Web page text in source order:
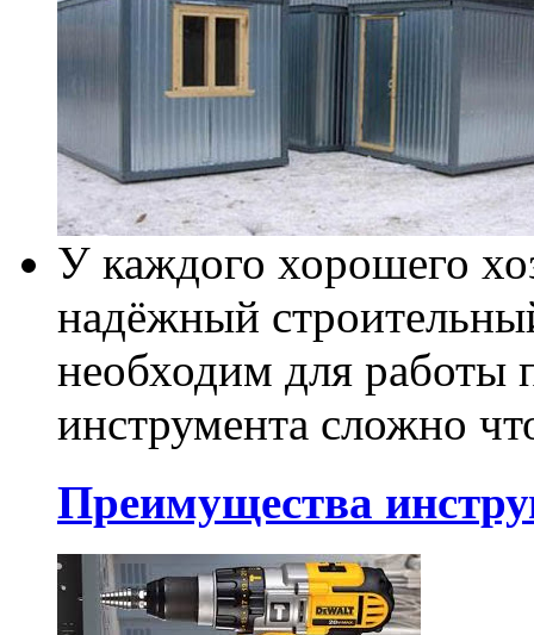
У каждого хорошего
надёжный
необходим для работы
инструмента сложно
Преимущества